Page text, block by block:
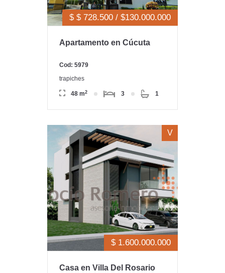
$ $ 728.500 / $130.000.000
Apartamento en Cúcuta
Cod: 5979
trapiches
48 m2 3 1
V
$ 1.600.000.000
Casa en Villa Del Rosario